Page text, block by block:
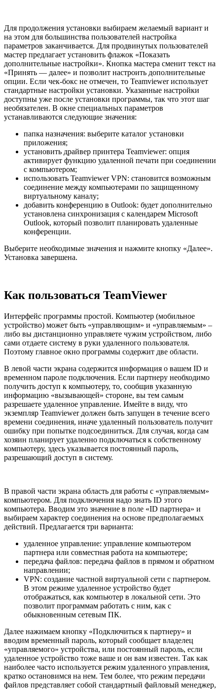
Для продолжения установки выбираем желаемый вариант и
на этом для большинства пользователей настройка
параметров заканчивается. Для продвинутых пользователей
мастер предлагает установить флажок «Показать
дополнительные настройки». Кнопка мастера сменит текст на
«Принять — далее» и позволит настроить дополнительные
опции. Если чек-бокс не отмечен, то Teamviewer использует
стандартные настройки установки. Указанные настройки
доступны уже после установки программы, так что этот шаг
необязателен. В окне специальных параметров
устанавливаются следующие значения:
папка назначения: выберите каталог установки
приложения;
установить драйвер принтера Teamviewer: опция
активирует функцию удаленной печати при соединении
с компьютером;
использовать Teamviewer VPN: становится возможным
соединение между компьютерами по защищенному
виртуальному каналу;
добавить конференцию в Outlook: будет дополнительно
установлена синхронизация с календарем Microsoft
Outlook, который позволит планировать удаленные
конференции.
Выберите необходимые значения и нажмите кнопку «Далее».
Установка завершена.
Как пользоваться TeamViewer
Интерфейс программы простой. Компьютер (мобильное
устройство) может быть «управляющим» и «управляемым» –
либо вы дистанционно управляете чужим устройством, либо
сами отдаете систему в руки удаленного пользователя.
Поэтому главное окно программы содержит две области.
В левой части экрана содержится информация о вашем ID и
временном пароле подключения. Если партнеру необходимо
получить доступ к компьютеру, то, сообщив указанную
информацию «вызывающей» стороне, вы тем самым
разрешаете удаленное управление. Имейте в виду, что
экземпляр Teamviewer должен быть запущен в течение всего
времени соединения, иначе удаленный пользователь получит
ошибку при попытке подсоединиться. Для случая, когда сам
хозяин планирует удаленно подключаться к собственному
компьютеру, здесь указывается постоянный пароль,
разрешающий доступ в систему.
В правой части экрана область для работы с «управляемым»
компьютером. Для подключения надо знать ID этого
компьютера. Вводим это значение в поле «ID партнера» и
выбираем характер соединения на основе предполагаемых
действий. Предлагается три варианта:
удаленное управление: управление компьютером
партнера или совместная работа на компьютере;
передача файлов: передача файлов в прямом и обратном
направлении;
VPN: создание частной виртуальной сети с партнером.
В этом режиме удаленное устройство будет
отображаться, как компьютер в локальной сети. Это
позволит программам работать с ним, как с
обыкновенным сетевым ПК.
Далее нажимаем кнопку «Подключиться к партнеру» и
вводим временный пароль, который сообщает владелец
«управляемого» устройства, или постоянный пароль, если
удаленное устройство тоже ваше и он вам известен. Так как
наиболее часто используется режим удаленного управления,
кратко остановимся на нем. Тем более, что режим передачи
файлов представляет собой стандартный файловый менеджер,